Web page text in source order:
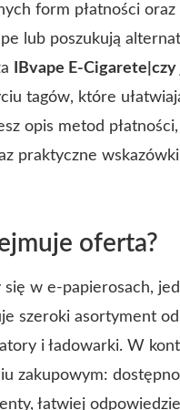
form płatności
lub poszukują
IBvape E-Cigarete|czy
tagów, które
opis metod
praktyczne
oferta?
w e-papierosach,
szeroki asortyment
i ładowarki. W
zakupowym:
łatwiej